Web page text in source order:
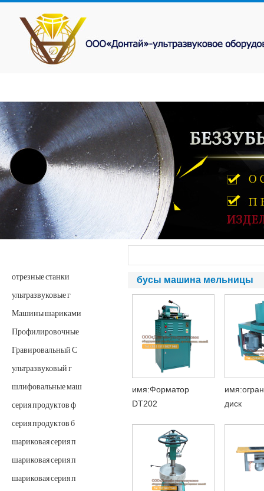
КОМПАНИИ
отрезные станки
ультразвуковые г
Машины шариками
Профилировочные
Гравировальный С
ультразвуковый г
шлифовальные маш
серия продуктов ф
серия продуктов б
шариковая серия п
шариковая серия п
шариковая серия п
бусы машина мельницы
имя:Форматор
DT202
диск